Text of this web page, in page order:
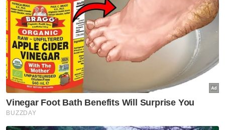
Kes Nik Elin: Pemuda Pas Kelantan cadang MAIK
mencelah
Kes Nik Elin: Jaheik diarah jadi pencelah
Kerajaan akan sentiasa pertahan institusi
kehakiman syariah
"Anehnya, barulah kedengaran Timbalan
Presiden Pas, Datuk Seri Tuan Ibrahim Tuan
Man membangkitkan isu ini pada Rabu lalu.